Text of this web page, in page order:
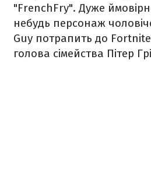
"FrenchFry". Дуже
небудь персонаж
Guy потрапить до
голова сімейства Пітер